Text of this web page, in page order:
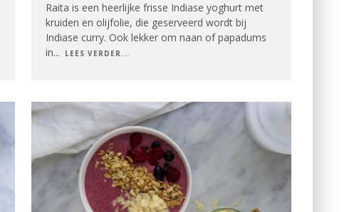
Raita is een heerlijke frisse Indiase yoghurt met
kruiden en olijfolie, die geserveerd wordt bij
Indiase curry. Ook lekker om naan of papadums
in... LEES VERDER...